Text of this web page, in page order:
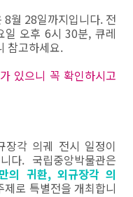
8월 28일까지입니다. 전
일 오후 6시 30분, 큐레
참고하세요.
있으니 꼭 확인하시고
장각 의궤 전시 일정이
다. 국립중앙박물관은
의 귀환, 외규장각 의
제로 특별전을 개최합니